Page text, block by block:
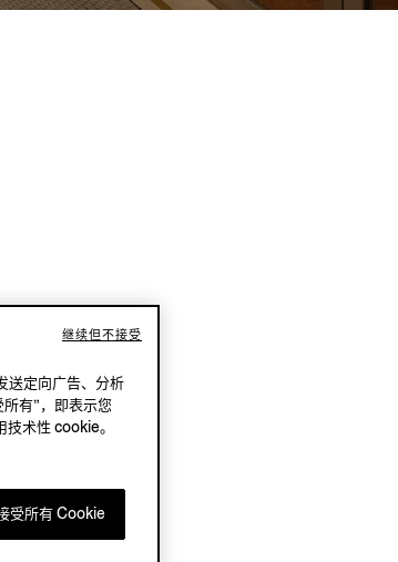
送定向广告、分析
有”，即表示您
术性 cookie。
受所有 Cookie
继续但不接受